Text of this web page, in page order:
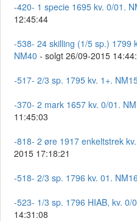
-420- 1 specie 1695 kv. 0/01.
12:45:44
-538- 24 skilling (1/5 sp.) 1799
NM40 - solgt 26/09-2015
-517- 2/3 sp. 1795 kv. 1+.
-370- 2 mark 1657 kv. 0/01.
11:45:03
-818- 2 øre 1917 enkeltstrek
2015 17:18:21
-518- 2/3 sp. 1796 kv. 01.
-523- 1/3 sp. 1796 HIAB, kv. 0/
14:31:08